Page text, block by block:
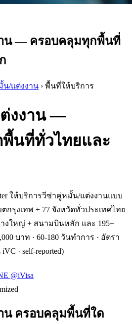
น — ครอบคลุมทุกพื้นที่
น/แต่งงาน › พื้นที่ให้บริการ
งงาน—
นที่ทั่วไทยและ
ให้บริการวีซ่าคู่หมั้น/แต่งงานแบบ
กรุงเทพ + 77 จังหวัดทั่วประเทศไทย
งใหญ่ + สนามบินหลัก และ 195+
บาท · 60-180 วันทำการ · อัตรา
· self-reported)
@iVisa
น ครอบคลุมพื้นที่ใด